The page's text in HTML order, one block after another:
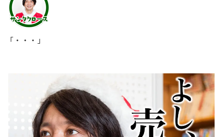
「・・・」